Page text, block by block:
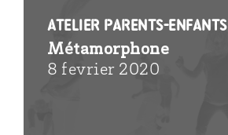
Atelier parents-enfants
Métamorphone
8 fevrier 2020